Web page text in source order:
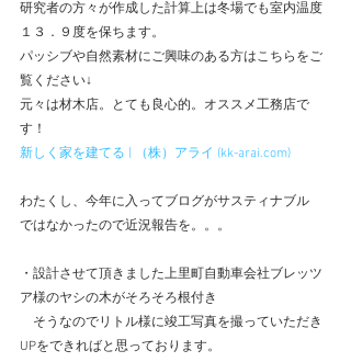
研究者の方々が作成した計算上は冬場でも室内温度
１３．９度を保ちます。
パッシブや自然素材にご興味のある方はこちらをご
覧ください↓
元々は材木店。とても良心的。オススメ工務店で
す！
新しく家を建てる | （株）アライ (kk-arai.com)
わたくし、今年に入ってブログがサスティナブル
ではなかったので近況報告を。。。
・設計させて頂きました上里町自動車会社ブレッツ
ア様のヤシの木がそろそろ根付き
そうなのでリトル様に竣工写真を撮っていただき
UPをできればと思っております。